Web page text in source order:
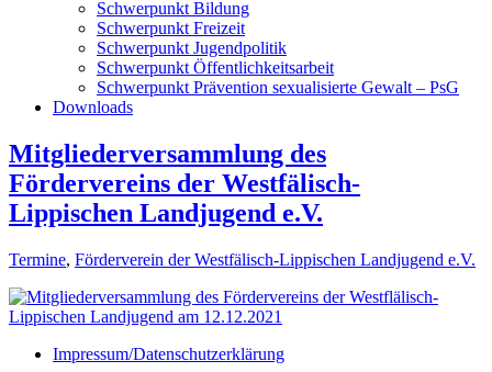
Schwerpunkt Bildung
Schwerpunkt Freizeit
Schwerpunkt Jugendpolitik
Schwerpunkt Öffentlichkeitsarbeit
Schwerpunkt Prävention sexualisierte Gewalt – PsG
Downloads
Mitgliederversammlung des
Fördervereins der Westfälisch-
Lippischen Landjugend e.V.
Termine, Förderverein der Westfälisch-Lippischen Landjugend e.V.
Impressum/Datenschutzerklärung